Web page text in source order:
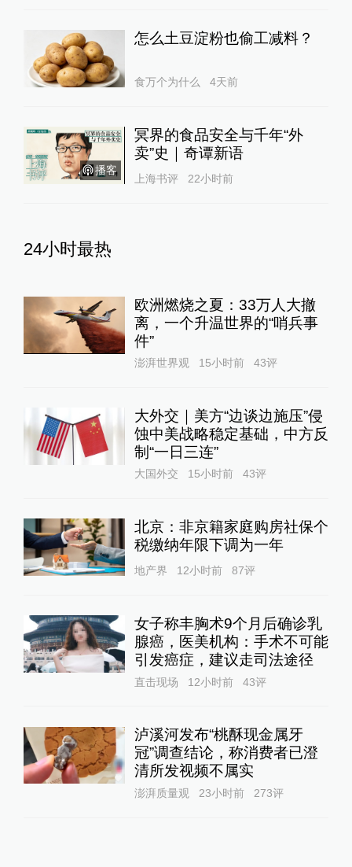
怎么土豆淀粉也偷工减料？
食万个为什么 4天前
播客
冥界的食品安全与千年“外
卖”史｜奇谭新语
上海书评 22小时前
24小时最热
欧洲燃烧之夏：33万人大撤
离，一个升温世界的“哨兵事
件”
澎湃世界观 15小时前 43评
大外交｜美方“边谈边施压”侵
蚀中美战略稳定基础，中方反
制“一日三连”
大国外交 15小时前 43评
北京：非京籍家庭购房社保个
税缴纳年限下调为一年
地产界 12小时前 87评
女子称丰胸术9个月后确诊乳
腺癌，医美机构：手术不可能
引发癌症，建议走司法途径
直击现场 12小时前 43评
泸溪河发布“桃酥现金属牙
冠”调查结论，称消费者已澄
清所发视频不属实
澎湃质量观 23小时前 273评